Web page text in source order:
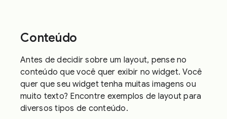
Conteúdo
Antes de decidir sobre um layout, pense no
conteúdo que você quer exibir no widget. Você
quer que seu widget tenha muitas imagens ou
muito texto? Encontre exemplos de layout para
diversos tipos de conteúdo.